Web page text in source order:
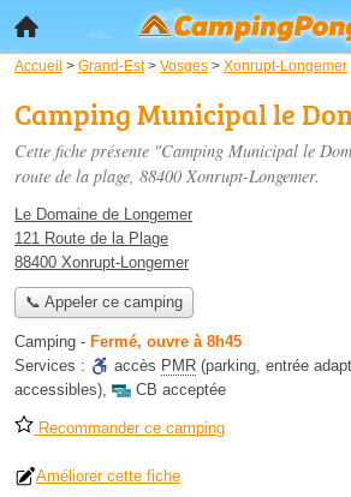
Accueil > Grand-Est> Vosges > Xonrupt-Longemer
Camping Municipal le
Cette fiche présente "Camping Municipal le
route de la plage, 88400 Xonrupt-Longemer.
Le Domaine de Longemer
121 Route de la Plage
88400 Xonrupt-Longemer
📞 Appeler ce camping
Camping - Fermé, ouvre à 8h45
Services :
accès PMR (parking, entrée
accessibles), CB acceptée
Recommander ce camping
Améliorer cette fiche